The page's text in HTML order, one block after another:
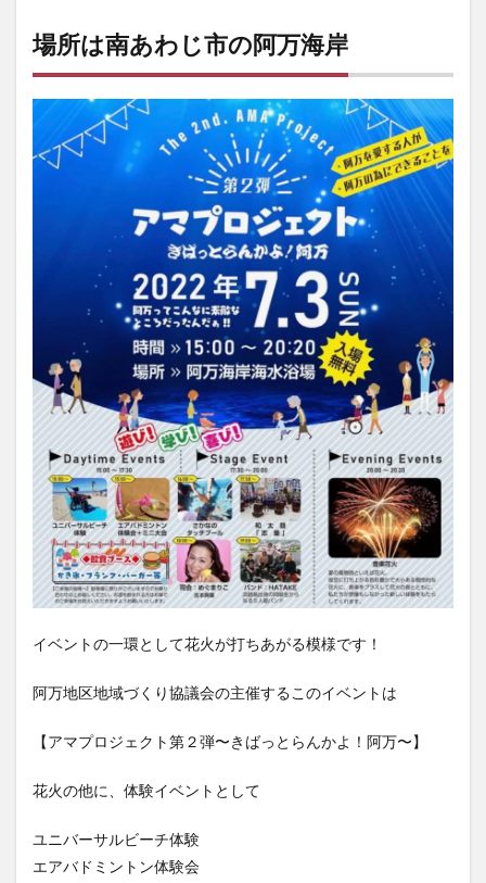
場所は南あわじ市の阿万海岸
イベントの一環として花火が打ちあがる模様です！
阿万地区地域づくり協議会の主催するこのイベントは
【アマプロジェクト第２弾〜きばっとらんかよ！阿万〜】
花火の他に、体験イベントとして
ユニバーサルビーチ体験
エアバドミントン体験会